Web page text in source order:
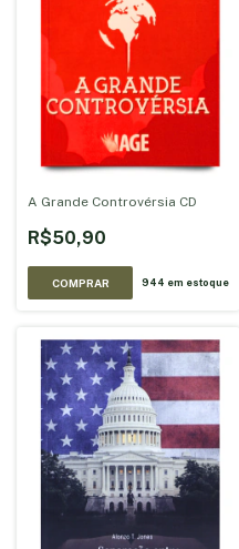
A Grande Controvérsia CD
R$50,90
944 em estoque